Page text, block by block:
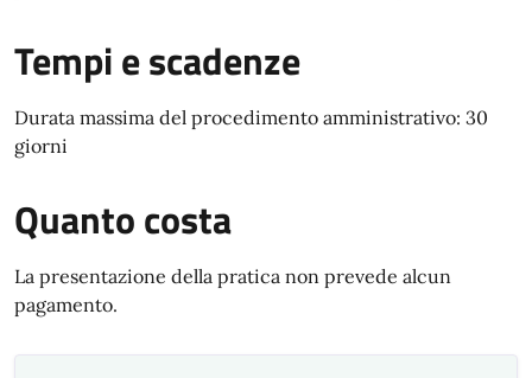
Tempi e scadenze
Durata massima del procedimento amministrativo: 30
giorni
Quanto costa
La presentazione della pratica non prevede alcun
pagamento.